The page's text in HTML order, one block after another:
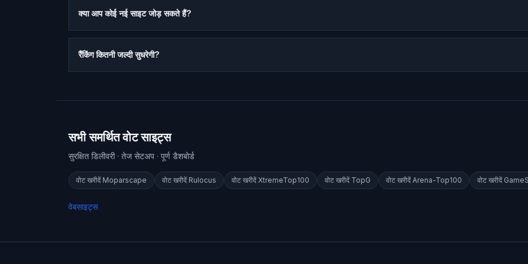
क्या आप कोई नई साइट जोड़ सकते हैं?
रैंकिंग कितनी जल्दी सुधरेगी?
सभी समर्थित वोट साइट्स
सुरक्षित डिलीवरी · तेज सेटअप · पूर्ण डैशबोर्ड
वोट खरीदें Moparscape वोट खरीदें Rulocus वोट खरीदें XtremeTop100 वोट खरीदें TopG वोट खरीदें Arena-Top100 वोट खरीदें
वेबसाइट्स